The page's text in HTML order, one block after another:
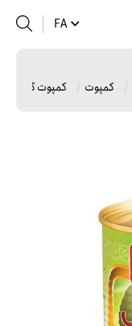
FA
کمپوت کمپوت گیلاس